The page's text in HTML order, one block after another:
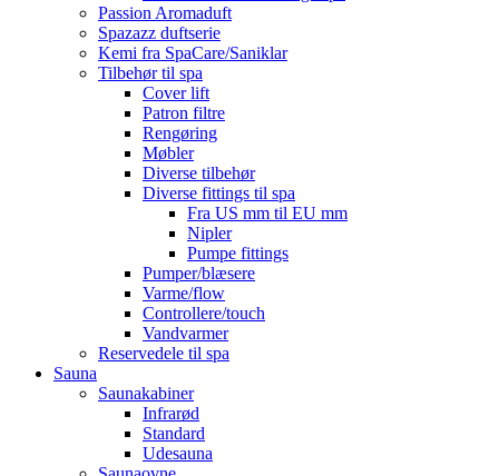
Passion Aromaduft
Spazazz duftserie
Kemi fra SpaCare/Saniklar
Tilbehør til spa
Cover lift
Patron filtre
Rengøring
Møbler
Diverse tilbehør
Diverse fittings til spa
Fra US mm til EU mm
Nipler
Pumpe fittings
Pumper/blæsere
Varme/flow
Controllere/touch
Vandvarmer
Reservedele til spa
Sauna
Saunakabiner
Infrarød
Standard
Udesauna